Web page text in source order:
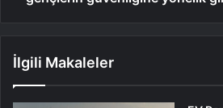
İlgili Makaleler